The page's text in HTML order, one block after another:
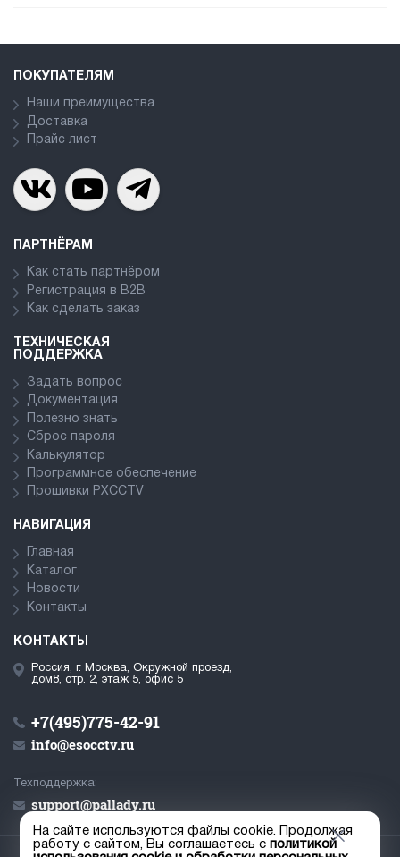
ПОКУПАТЕЛЯМ
Наши преимущества
Доставка
Прайс лист
ПАРТНЁРАМ
Как стать партнёром
Регистрация в В2В
Как сделать заказ
ТЕХНИЧЕСКАЯ
ПОДДЕРЖКА
Задать вопрос
Документация
Полезно знать
Сброс пароля
Калькулятор
Программное обеспечение
Прошивки PXCCTV
НАВИГАЦИЯ
Главная
Каталог
Новости
Контакты
КОНТАКТЫ
Россия, г. Москва, Окружной проезд,
дом8, стр. 2, этаж 5, офис 5
+7(495)775-42-91
info@esocctv.ru
Техподдержка:
support@pallady.ru
На сайте используются файлы cookie. Продолжая
работу с сайтом, Вы соглашаетесь сполитикой